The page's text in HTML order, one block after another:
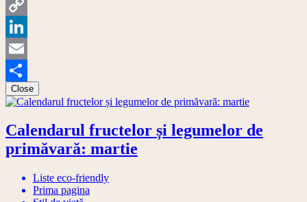
Copy
Link
LinkedIn
Email
Share
Close
Calendarul fructelor și legumelor de
primăvară: martie
Liste eco-friendly
Prima pagina